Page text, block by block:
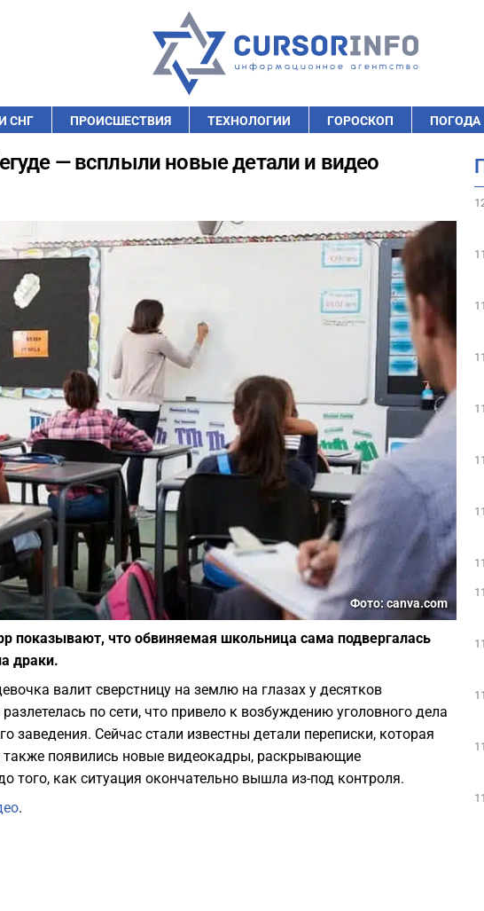
СНГ ПРОИСШЕСТВИЯ ТЕХНОЛОГИИ ГОРОСКОП ПОГОДА
— всплыли новые детали и видео
Фото: canva.com
показывают, что обвиняемая школьница сама подвергалась
драки.
валит сверстницу на землю на глазах у десятков
по сети, что привело к возбуждению уголовного дела
заведения. Сейчас стали известны детали переписки, которая
также появились новые видеокадры, раскрывающие
того, как ситуация окончательно вышла из-под контроля.
.